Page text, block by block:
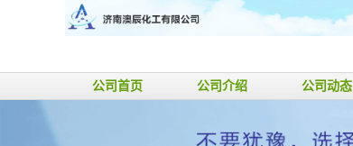
公司首页 公司介绍 公司动态